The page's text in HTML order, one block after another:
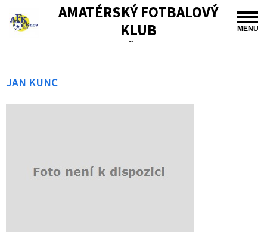
MENU
AMATÉRSKÝ FOTBALOVÝ
KLUB
TIŠNOV
JAN KUNC